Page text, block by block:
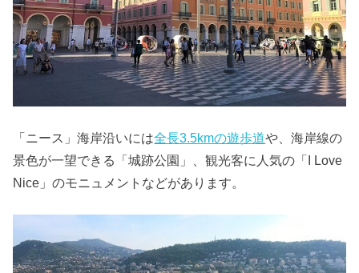
「ニース」海岸沿いには全長3.5kmの遊歩道や、海岸線の
景色が一望できる「城跡公園」、観光客に人気の「I Love
Nice」のモニュメントなどがあります。